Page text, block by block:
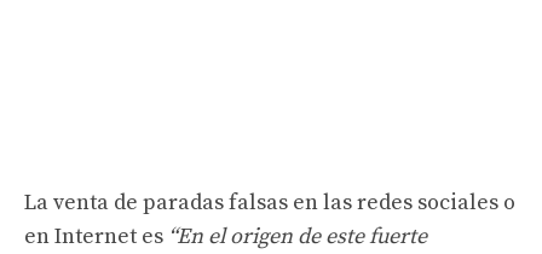
La venta de paradas falsas en las redes sociales o
en Internet es “En el origen de este fuerte